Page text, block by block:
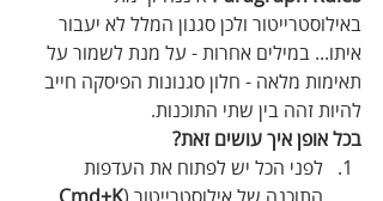
באילוסטרייטור ולכן סגנון המלל לא יעבור
איתו... במילים אחרות - על מנת לשמור על
תאימות מלאה - חלון סגנונות הפיסקה חייב
להיות זהה בין שתי התוכנות.
בכל אופן איך עושים זאת?
לפני הכל יש לפתוח את העדפות